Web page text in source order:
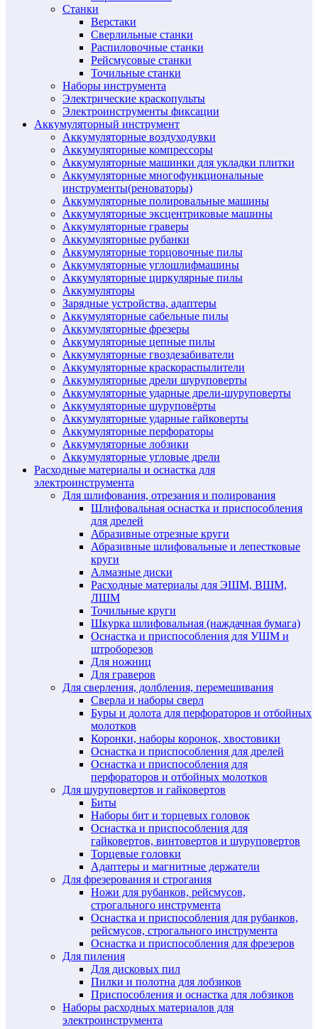
Станки
Верстаки
Сверлильные станки
Распиловочные станки
Рейсмусовые станки
Точильные станки
Наборы инструмента
Электрические краскопульты
Электроинструменты фиксации
Аккумуляторный инструмент
Аккумуляторные воздуходувки
Аккумуляторные компрессоры
Аккумуляторные машинки для укладки плитки
Аккумуляторные многофункциональные
инструменты(реноваторы)
Аккумуляторные полировальные машины
Аккумуляторные эксцентриковые машины
Аккумуляторные граверы
Аккумуляторные рубанки
Аккумуляторные торцовочные пилы
Аккумуляторные углошлифмашины
Аккумуляторные циркулярные пилы
Аккумуляторы
Зарядные устройства, адаптеры
Аккумуляторные сабельные пилы
Аккумуляторные фрезеры
Аккумуляторные цепные пилы
Аккумуляторные гвоздезабиватели
Аккумуляторные краскораспылители
Аккумуляторные дрели шуруповерты
Аккумуляторные ударные дрели-шуруповерты
Аккумуляторные шуруповёрты
Аккумуляторные ударные гайковерты
Аккумуляторные перфораторы
Аккумуляторные лобзики
Аккумуляторные угловые дрели
Расходные материалы и оснастка для
электроинструмента
Для шлифования, отрезания и полирования
Шлифовальная оснастка и приспособления
для дрелей
Абразивные отрезные круги
Абразивные шлифовальные и лепестковые
круги
Алмазные диски
Расходные материалы для ЭШМ, ВШМ,
ЛШМ
Точильные круги
Шкурка шлифовальная (наждачная бумага)
Оснастка и приспособления для УШМ и
штроборезов
Для ножниц
Для граверов
Для сверления, долбления, перемешивания
Сверла и наборы сверл
Буры и долота для перфораторов и отбойных
молотков
Коронки, наборы коронок, хвостовики
Оснастка и приспособления для дрелей
Оснастка и приспособления для
перфораторов и отбойных молотков
Для шуруповертов и гайковертов
Биты
Наборы бит и торцевых головок
Оснастка и приспособления для
гайковертов, винтовертов и шуруповертов
Торцевые головки
Адаптеры и магнитные держатели
Для фрезерования и строгания
Ножи для рубанков, рейсмусов,
строгального инструмента
Оснастка и приспособления для рубанков,
рейсмусов, строгального инструмента
Оснастка и приспособления для фрезеров
Для пиления
Для дисковых пил
Пилки и полотна для лобзиков
Приспособления и оснастка для лобзиков
Наборы расходных материалов для
электроинструмента